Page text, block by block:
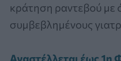
κράτηση ραντεβού με
συμβεβλημένους
Αναστέλλεται έως 1η